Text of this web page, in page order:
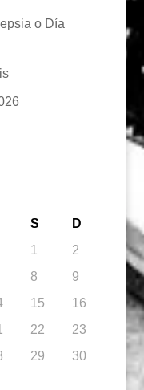
o Día
S
D
1
2
8
9
15
16
22
23
29
30